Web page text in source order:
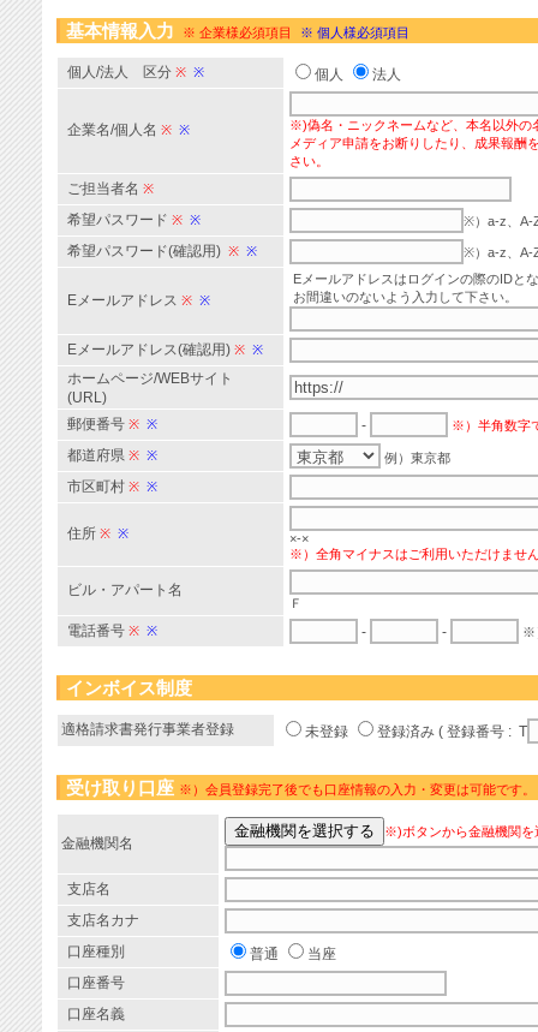
基本情報入力 ※ 企業様必須項目 ※ 個人様必須項目
個人/法人 区分 ※ ※ 個人 法人
企業名/個人名 ※ ※
※)偽名・ニックネームなど、本名以外の
メディア申請をお断りしたり、成果報酬
さい。
ご担当者名 ※
希望パスワード ※ ※ ※）a-z、A-
希望パスワード(確認用) ※ ※ ※）a-z、A-
Eメールアドレス ※ ※
Eメールアドレスはログインの際のIDと
お間違いのないよう入力して下さい。
Eメールアドレス(確認用) ※ ※
ホームページ/WEBサイト
(URL)
郵便番号 ※ ※ - ※）半角数字
都道府県 ※ ※ 例）東京都
市区町村 ※ ※
住所 ※ ※
×-×
※）全角マイナスはご利用いただけませ
ビル・アパート名
Ｆ
電話番号 ※ ※ - - ※
インボイス制度
適格請求書発行事業者登録 未登録 登録済み ( 登録番号 : T
受け取り口座 ※）会員登録完了後でも口座情報の入力・変更は可能です。
金融機関名
※)ボタンから金融機関を
支店名
支店名カナ
口座種別
普通
当座
口座番号
口座名義